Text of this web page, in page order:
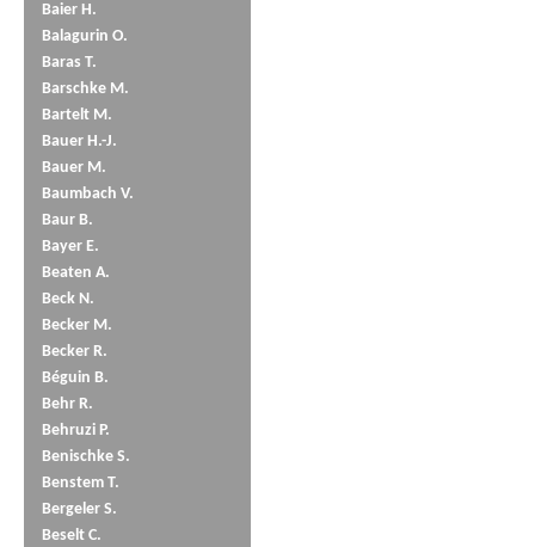
Baier H.
Balagurin O.
Baras T.
Barschke M.
Bartelt M.
Bauer H.-J.
Bauer M.
Baumbach V.
Baur B.
Bayer E.
Beaten A.
Beck N.
Becker M.
Becker R.
Béguin B.
Behr R.
Behruzi P.
Benischke S.
Benstem T.
Bergeler S.
Beselt C.